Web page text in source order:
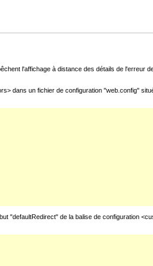
l'affichage à distance des détails de l'erreur
dans un fichier de configuration "web.config"
de la balise de configuration